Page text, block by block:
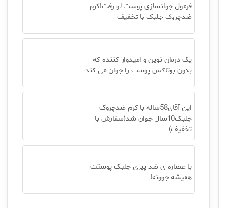
فرمول جوانسازی پوست لو رفت!کرم
ضدچروک جلبک با تخفیف
یک درمان نوین و امیدوار کننده که
بدون بوتاکس پوست را جوان می کند
این آقای58ساله با کرم ضدچروک
جلبک10سال جوان شد(سفارش با
تخفیف)
با عصاره ی ضد پیری جلبک پوستت
همیشه جوونه!